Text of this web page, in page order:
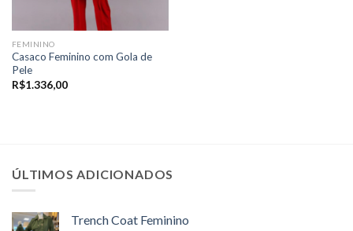
FEMININO
Casaco Feminino com Gola de
Pele
R$1.336,00
ÚLTIMOS ADICIONADOS
Trench Coat Feminino